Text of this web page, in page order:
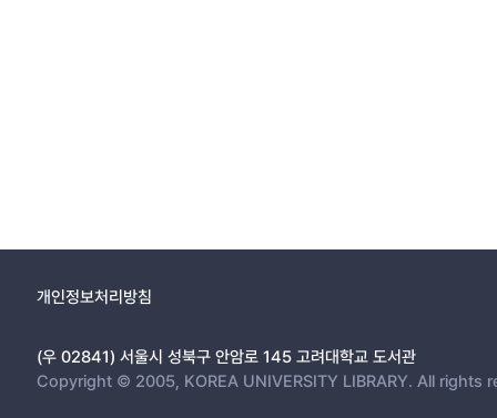
개인정보처리방침
(우 02841) 서울시 성북구 안암로 145 고려대학교 도서관
Copyright © 2005, KOREA UNIVERSITY LIBRARY. All rights